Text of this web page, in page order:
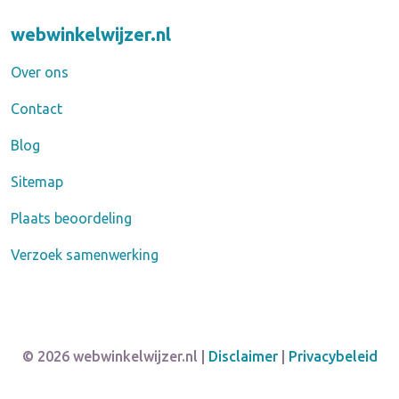
webwinkelwijzer.nl
Over ons
Contact
Blog
Sitemap
Plaats beoordeling
Verzoek samenwerking
© 2026 webwinkelwijzer.nl | Disclaimer| Privacybeleid